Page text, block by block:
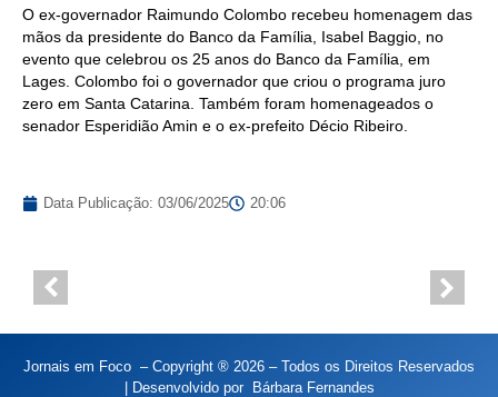
O ex-governador Raimundo Colombo recebeu homenagem das
mãos da presidente do Banco da Família, Isabel Baggio, no
evento que celebrou os 25 anos do Banco da Família, em
Lages. Colombo foi o governador que criou o programa juro
zero em Santa Catarina. Também foram homenageados o
senador Esperidião Amin e o ex-prefeito Décio Ribeiro.
Data Publicação: 03/06/2025 20:06
Jornais em Foco – Copyright ® 2026 – Todos os Direitos Reservados
| Desenvolvido por
Bárbara Fernandes